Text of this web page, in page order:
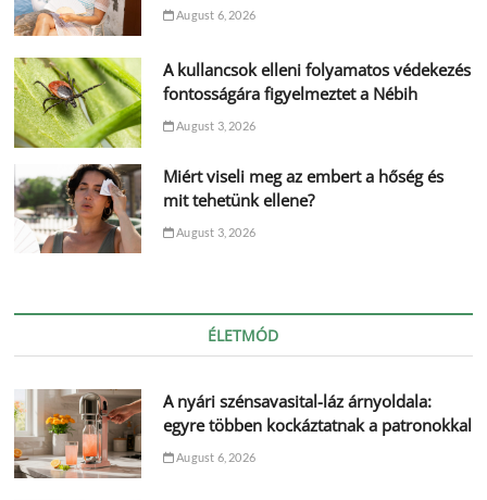
August 6, 2026
A kullancsok elleni folyamatos védekezés
fontosságára figyelmeztet a Nébih
August 3, 2026
Miért viseli meg az embert a hőség és
mit tehetünk ellene?
August 3, 2026
ÉLETMÓD
A nyári szénsavasital-láz árnyoldala:
egyre többen kockáztatnak a patronokkal
August 6, 2026